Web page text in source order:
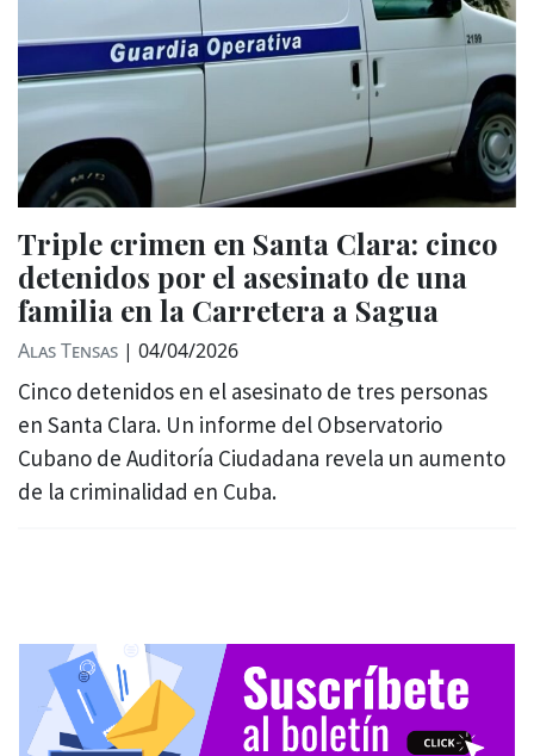
Triple crimen en Santa Clara: cinco
detenidos por el asesinato de una
familia en la Carretera a Sagua
Alas Tensas | 04/04/2026
Cinco detenidos en el asesinato de tres personas
en Santa Clara. Un informe del Observatorio
Cubano de Auditoría Ciudadana revela un aumento
de la criminalidad en Cuba.